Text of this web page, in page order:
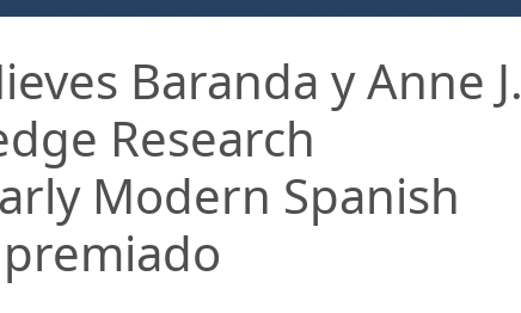
Baranda y Anne J.
Research
Modern Spanish